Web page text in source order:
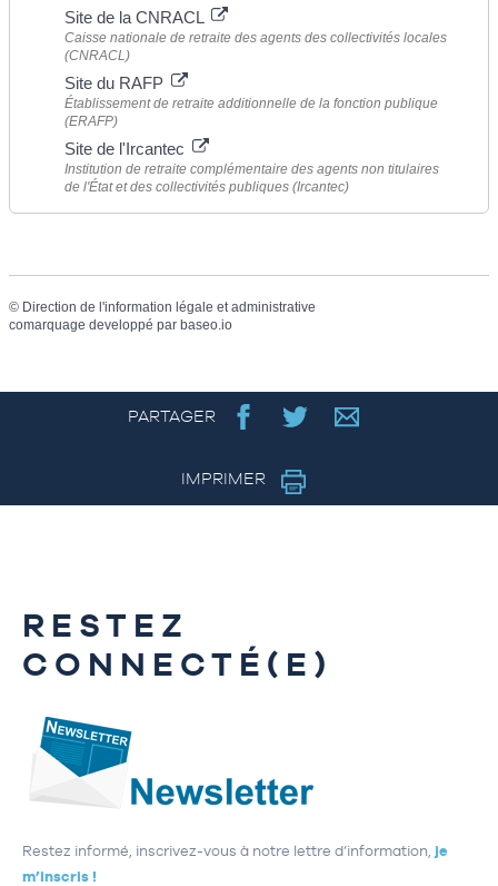
Site de la CNRACL
Caisse nationale de retraite des agents des collectivités locales
(CNRACL)
Site du RAFP
Établissement de retraite additionnelle de la fonction publique
(ERAFP)
Site de l'Ircantec
Institution de retraite complémentaire des agents non titulaires
de l'État et des collectivités publiques (Ircantec)
© Direction de l'information légale et administrative
comarquage developpé par baseo.io
PARTAGER
IMPRIMER
RESTEZ
CONNECTÉ(E)
Restez informé, inscrivez-vous à notre lettre d’information, je
m’inscris !